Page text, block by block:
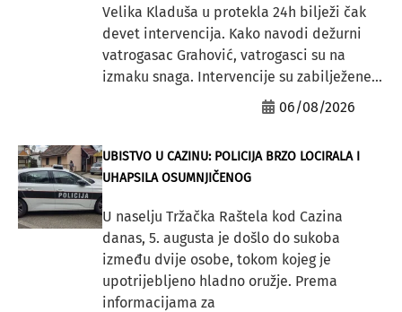
Velika Kladuša u protekla 24h bilježi čak
devet intervencija. Kako navodi dežurni
vatrogasac Grahović, vatrogasci su na
izmaku snaga. Intervencije su zabilježene...
06/08/2026
UBISTVO U CAZINU: POLICIJA BRZO LOCIRALA I
UHAPSILA OSUMNJIČENOG
U naselju Tržačka Raštela kod Cazina
danas, 5. augusta je došlo do sukoba
između dvije osobe, tokom kojeg je
upotrijebljeno hladno oružje. Prema
informacijama za